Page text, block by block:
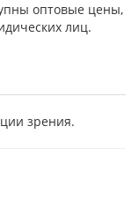
оптовые цены,
лиц.
зрения.